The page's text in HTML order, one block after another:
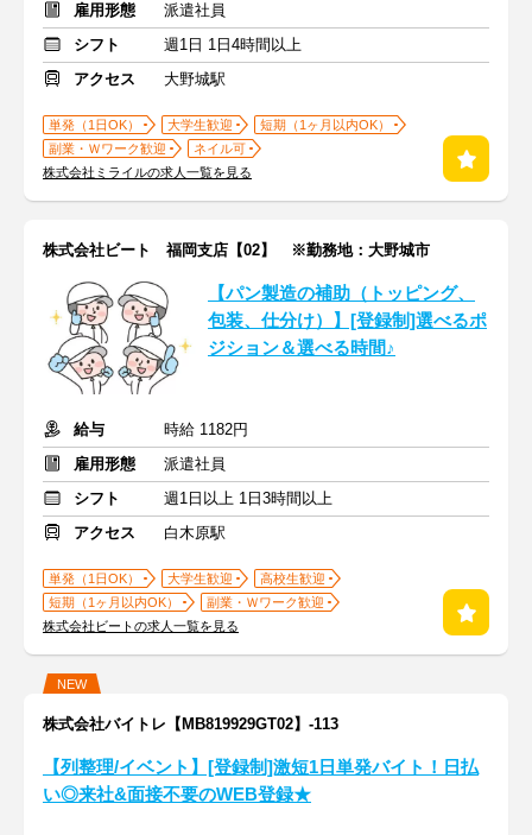
雇用形態
派遣社員
シフト
週1日 1日4時間以上
アクセス
大野城駅
単発（1日OK） 大学生歓迎
短期（1ヶ月以内OK）
副業・Ｗワーク歓迎
ネイル可
株式会社ミライルの求人一覧を見る
株式会社ビート 福岡支店【02】 ※勤務地：大野城市
【パン製造の補助（トッピング、
包装、仕分け）】[登録制]選べるポ
ジション＆選べる時間♪
給与
時給 1182円
雇用形態
派遣社員
シフト
週1日以上 1日3時間以上
アクセス
白木原駅
単発（1日OK） 大学生歓迎
高校生歓迎
短期（1ヶ月以内OK）
副業・Ｗワーク歓迎
株式会社ビートの求人一覧を見る
NEW
株式会社バイトレ【MB819929GT02】-113
【列整理/イベント】[登録制]激短1日単発バイト！日払
い◎来社&面接不要のWEB登録★